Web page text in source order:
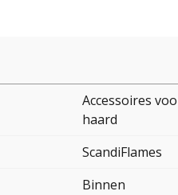
Accessoires
haard
ScandiFlames
Binnen